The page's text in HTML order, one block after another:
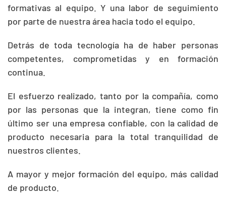
formativas al equipo. Y una labor de seguimiento
por parte de nuestra área hacia todo el equipo.
Detrás de toda tecnología ha de haber personas
competentes, comprometidas y en formación
continua.
El esfuerzo realizado, tanto por la compañía, como
por las personas que la integran, tiene como fin
último ser una empresa confiable, con la calidad de
producto necesaria para la total tranquilidad de
nuestros clientes.
A mayor y mejor formación del equipo, más calidad
de producto.